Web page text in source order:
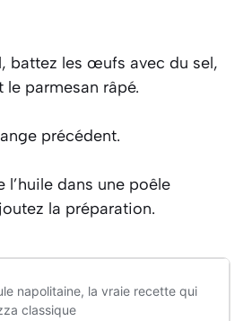
battez les œufs avec du sel,
parmesan râpé.
précédent.
l’huile dans une poêle
la préparation.